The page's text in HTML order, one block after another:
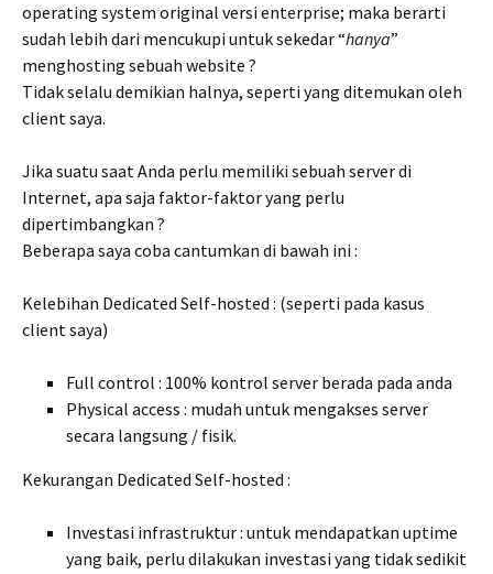
operating system original versi enterprise; maka berarti
sudah lebih dari mencukupi untuk sekedar “hanya”
menghosting sebuah website ?
Tidak selalu demikian halnya, seperti yang ditemukan oleh
client saya.
Jika suatu saat Anda perlu memiliki sebuah server di
Internet, apa saja faktor-faktor yang perlu
dipertimbangkan ?
Beberapa saya coba cantumkan di bawah ini :
Kelebihan Dedicated Self-hosted : (seperti pada kasus
client saya)
Full control : 100% kontrol server berada pada anda
Physical access : mudah untuk mengakses server
secara langsung / fisik.
Kekurangan Dedicated Self-hosted :
Investasi infrastruktur : untuk mendapatkan uptime
yang baik, perlu dilakukan investasi yang tidak sedikit